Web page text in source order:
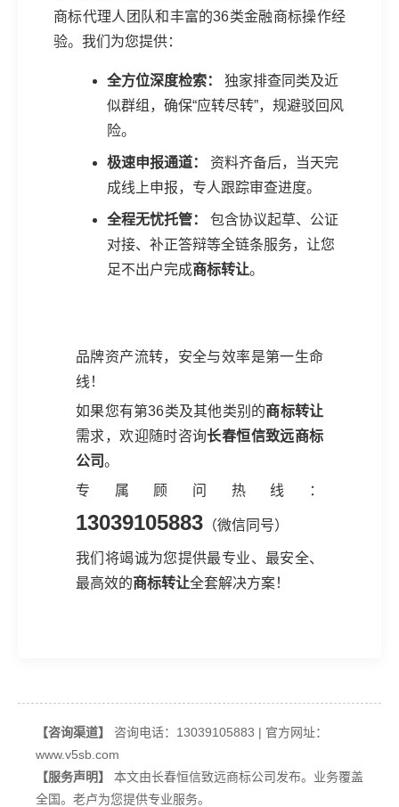
商标代理人团队和丰富的36类金融商标操作经
验。我们为您提供：
全方位深度检索：
独家排查同类及近
似群组，确保“应转尽转”，规避驳回风
险。
极速申报通道：
资料齐备后，当天完
成线上申报，专人跟踪审查进度。
全程无忧托管：
包含协议起草、公证
对接、补正答辩等全链条服务，让您
足不出户完成商标转让。
品牌资产流转，安全与效率是第一生命
线！
如果您有第36类及其他类别的商标转让
需求，欢迎随时咨询长春恒信致远商标
公司。
专属顾问热线：
13039105883 （微信同号）
我们将竭诚为您提供最专业、最安全、
最高效的商标转让全套解决方案！
【咨询渠道】
咨询电话：13039105883 | 官方网址：
www.v5sb.com
【服务声明】
本文由长春恒信致远商标公司发布。业务覆盖
全国。老卢为您提供专业服务。